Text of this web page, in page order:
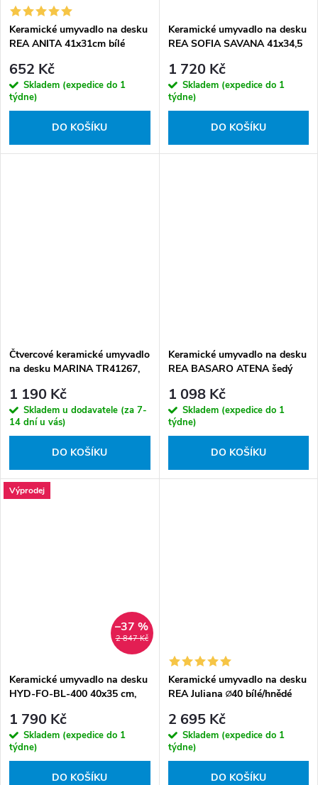
Keramické umyvadlo na desku
REA ANITA 41x31cm bílé
652 Kč
Skladem (expedice do 1
týdne)
DO KOŠÍKU
Keramické umyvadlo na desku
REA SOFIA SAVANA 41x34,5
1 720 Kč
Skladem (expedice do 1
týdne)
DO KOŠÍKU
Čtvercové keramické umyvadlo
na desku MARINA TR41267,
1 190 Kč
Skladem u dodavatele (za 7-
14 dní u vás)
DO KOŠÍKU
Keramické umyvadlo na desku
REA BASARO ATENA šedý
1 098 Kč
Skladem (expedice do 1
týdne)
DO KOŠÍKU
Výprodej
2 847 Kč
–37 %
Keramické umyvadlo na desku
HYD-FO-BL-400 40x35 cm,
1 790 Kč
Skladem (expedice do 1
týdne)
DO KOŠÍKU
Keramické umyvadlo na desku
REA Juliana ∅40 bílé/hnědé
2 695 Kč
Skladem (expedice do 1
týdne)
DO KOŠÍKU